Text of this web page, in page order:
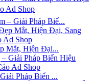
– Giải Pháp Biể...
Mắt, Hiện Đại...
Pháp Biển ...